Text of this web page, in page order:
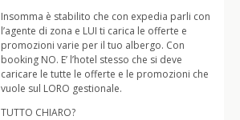
Insomma è stabilito che con expedia parli con
l’agente di zona e LUI ti carica le offerte e
promozioni varie per il tuo albergo. Con
booking NO. E’ l’hotel stesso che si deve
caricare le tutte le offerte e le promozioni che
vuole sul LORO gestionale.
TUTTO CHIARO?